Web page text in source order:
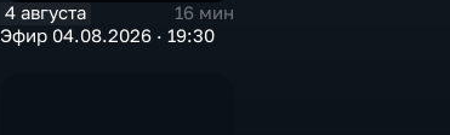
4 августа
16 мин
Эфир 04.08.2026 · 19:30